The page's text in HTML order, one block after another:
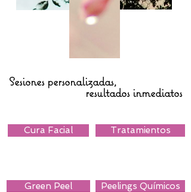
Sesiones personalizadas,
resultados inmediatos
Cura Facial Tratamientos
Green Peel Peelings Químicos